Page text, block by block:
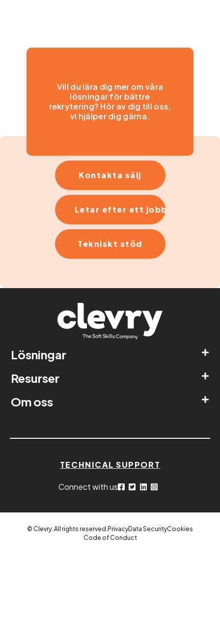
Vill du lära dig mer om våra
lösningar för bättre
rekrytering? Hör av dig till oss,
vi hjälper dig gärna.
Kontakta sälj
Letar efter ett jobb
Tekniskt stöd
Lösningar
Resurser
Om oss
TECHNICAL SUPPORT
Connect with us
© Clevry. All rights reserved. PrivacyData SecurityCookies
Code of Conduct